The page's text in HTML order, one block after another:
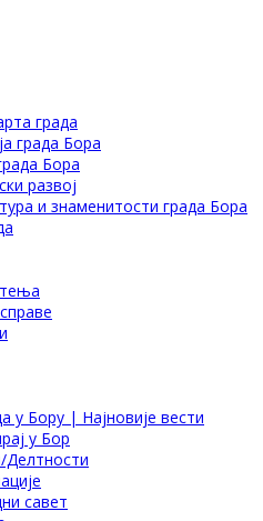
града
града Бора
Бора
развој
и знаменитости града Бора
у Бору | Најновије вести
у Бор
Делтности
савет